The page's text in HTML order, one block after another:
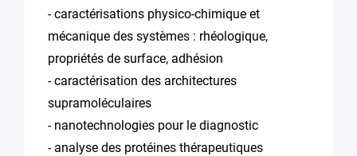
- caractérisations physico-chimique et
mécanique des systèmes : rhéologique,
propriétés de surface, adhésion
- caractérisation des architectures
supramoléculaires
- nanotechnologies pour le diagnostic
- analyse des protéines thérapeutiques